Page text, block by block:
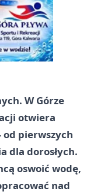
W Górze
otwiera
od pierwszych
dla dorosłych.
oswoić wodę,
nad